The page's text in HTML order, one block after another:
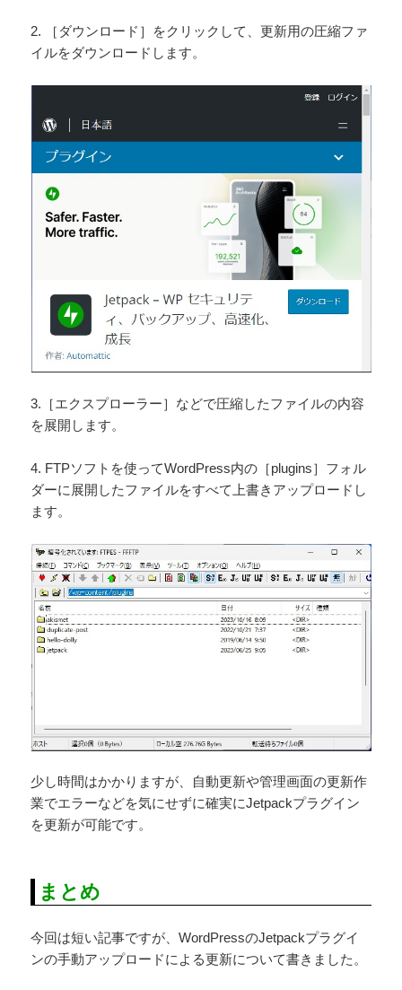
2. ［ダウンロード］をクリックして、更新用の圧縮ファ
イルをダウンロードします。
3.［エクスプローラー］などで圧縮したファイルの内容
を展開します。
4. FTPソフトを使ってWordPress内の［plugins］フォル
ダーに展開したファイルをすべて上書きアップロードし
ます。
少し時間はかかりますが、自動更新や管理画面の更新作
業でエラーなどを気にせずに確実にJetpackプラグイン
を更新が可能です。
まとめ
今回は短い記事ですが、WordPressのJetpackプラグイ
ンの手動アップロードによる更新について書きました。